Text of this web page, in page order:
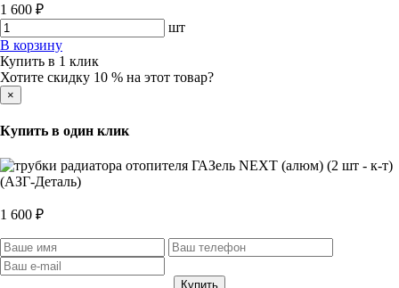
1 600 ₽
шт
В корзину
Купить в 1 клик
Хотите скидку 10 % на этот товар?
×
Купить в один клик
1 600 ₽